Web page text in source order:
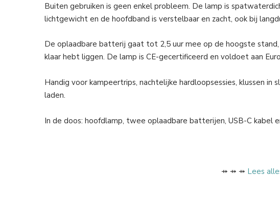
Buiten gebruiken is geen enkel probleem. De lamp is
lichtgewicht en de hoofdband is verstelbaar en zacht, ook bij
De oplaadbare batterij gaat tot 2,5 uur mee op de hoogste
klaar hebt liggen. De lamp is CE-gecertificeerd en voldoet aan
Handig voor kampeertrips, nachtelijke hardloopsessies, klussen
laden.
In de doos: hoofdlamp, twee oplaadbare batterijen, USB-C kabel
⤀ ⤀ ⤀ Lees